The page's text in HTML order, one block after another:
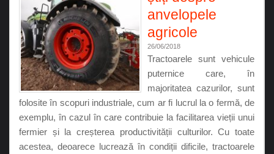
anvelopele
agricole
26/06/2018
Tractoarele sunt vehicule
puternice care, în
majoritatea cazurilor, sunt
folosite în scopuri industriale, cum ar fi lucrul la o fermă, de
exemplu, în cazul în care contribuie la facilitarea vieții unui
fermier și la creșterea productivității culturilor. Cu toate
acestea, deoarece lucrează în condiții dificile, tractoarele